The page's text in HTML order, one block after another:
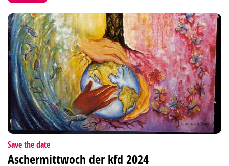
Save the date:
Aschermittwoch der kfd 2024